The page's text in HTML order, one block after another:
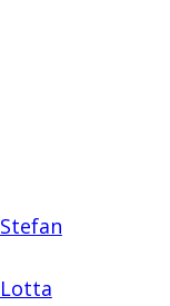
Stefan
Lotta